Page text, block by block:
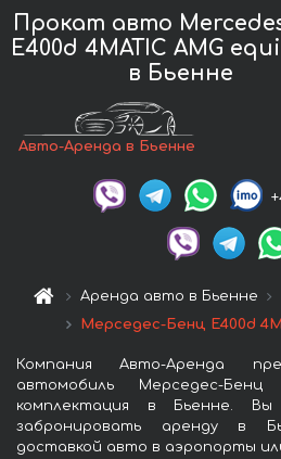
Прокат авто
E400d 4MATIC AMG
в Бьенне
Авто-Аренда в Бьенне
Аренда авто в Бьенне
Мерседес-Бенц E400d
Компания Авто-Аренда
автомобиль Мерседес-
комплектация в Бьенне.
забронировать аренду в
доставкой авто в аэропорты